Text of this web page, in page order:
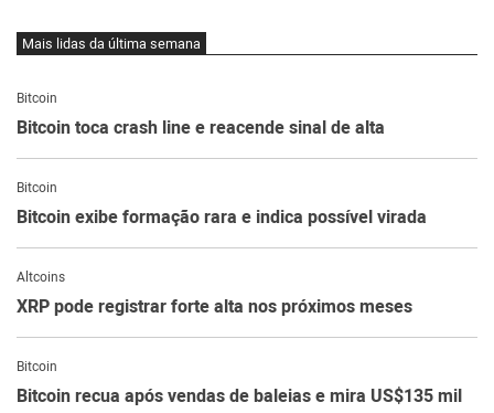
Mais lidas da última semana
Bitcoin
Bitcoin toca crash line e reacende sinal de alta
Bitcoin
Bitcoin exibe formação rara e indica possível virada
Altcoins
XRP pode registrar forte alta nos próximos meses
Bitcoin
Bitcoin recua após vendas de baleias e mira US$135 mil